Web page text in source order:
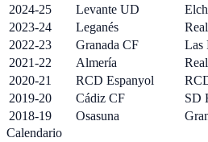
2024-25
Levante UD
2023-24
Leganés
2022-23
Granada CF
Las
2021-22
Almería
2020-21
RCD Espanyol
2019-20
Cádiz CF
SD
2018-19
Osasuna
Calendario